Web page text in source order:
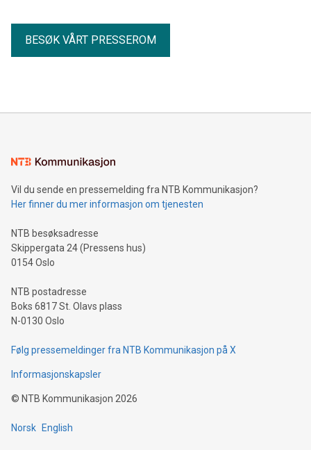
BESØK VÅRT PRESSEROM
Vil du sende en pressemelding fra NTB Kommunikasjon?
Her finner du mer informasjon om tjenesten
NTB besøksadresse
Skippergata 24 (Pressens hus)
0154 Oslo
NTB postadresse
Boks 6817 St. Olavs plass
N-0130 Oslo
Følg pressemeldinger fra NTB Kommunikasjon på X
Informasjonskapsler
© NTB Kommunikasjon 2026
Norsk English